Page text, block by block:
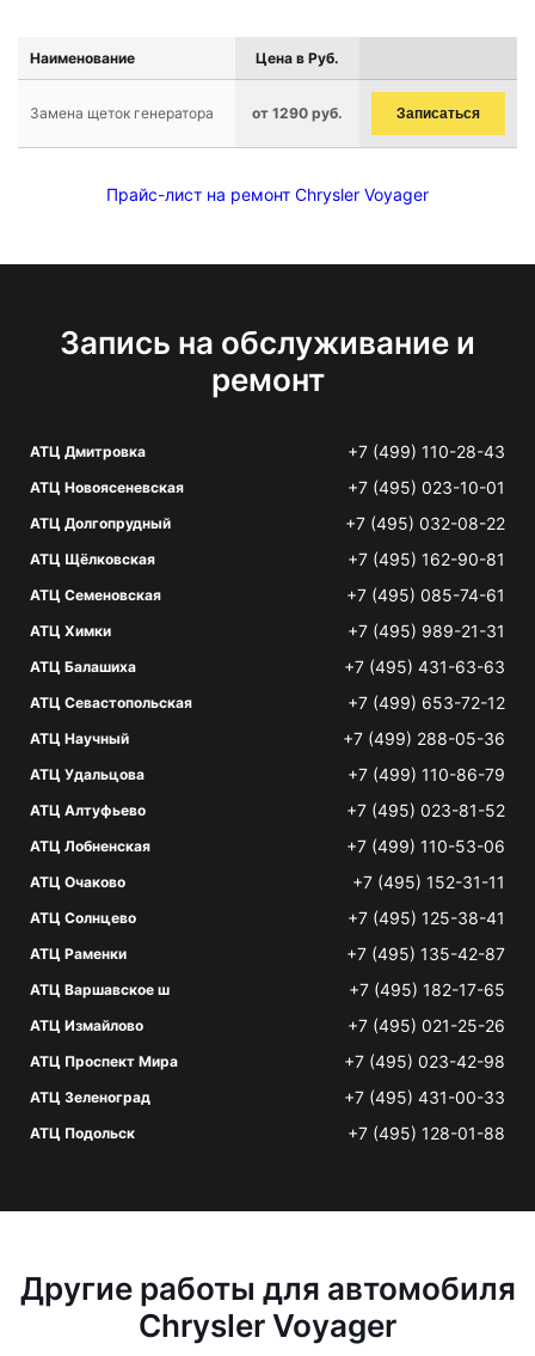
Наименование Цена в Руб.
Замена щеток генератора от 1290 руб. Записаться
Прайс-лист на ремонт Chrysler Voyager
Запись на обслуживание и
ремонт
АТЦ Дмитровка +7 (499) 110-28-43
АТЦ Новоясеневская +7 (495) 023-10-01
АТЦ Долгопрудный +7 (495) 032-08-22
АТЦ Щёлковская +7 (495) 162-90-81
АТЦ Семеновская +7 (495) 085-74-61
АТЦ Химки +7 (495) 989-21-31
АТЦ Балашиха +7 (495) 431-63-63
АТЦ Севастопольская +7 (499) 653-72-12
АТЦ Научный +7 (499) 288-05-36
АТЦ Удальцова +7 (499) 110-86-79
АТЦ Алтуфьево +7 (495) 023-81-52
АТЦ Лобненская +7 (499) 110-53-06
АТЦ Очаково +7 (495) 152-31-11
АТЦ Солнцево +7 (495) 125-38-41
АТЦ Раменки +7 (495) 135-42-87
АТЦ Варшавское ш +7 (495) 182-17-65
АТЦ Измайлово +7 (495) 021-25-26
АТЦ Проспект Мира +7 (495) 023-42-98
АТЦ Зеленоград +7 (495) 431-00-33
АТЦ Подольск +7 (495) 128-01-88
Другие работы для автомобиля
Chrysler Voyager